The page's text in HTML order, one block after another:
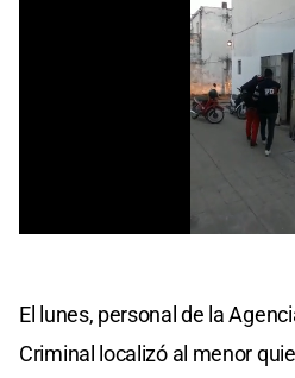
seconds
El lunes, personal de la
Criminal localizó al menor